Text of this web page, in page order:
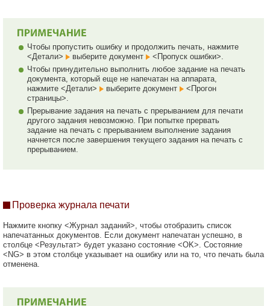
Чтобы пропустить ошибку и продолжить печать, нажмите
<Детали>
выберите документ
<Пропуск ошибки>.
Чтобы принудительно выполнить любое задание на печать
документа, который еще не напечатан на аппарата,
нажмите <Детали>
выберите документ
<Прогон
страницы>.
Прерывание задания на печать с прерыванием для печати
другого задания невозможно. При попытке прервать
задание на печать с прерыванием выполнение задания
начнется после завершения текущего задания на печать с
прерыванием.
Проверка журнала печати
Нажмите кнопку <Журнал заданий>, чтобы отобразить список
напечатанных документов. Если документ напечатан успешно, в
столбце <Результат> будет указано состояние <OK>. Состояние
<NG> в этом столбце указывает на ошибку или на то, что печать была
отменена.